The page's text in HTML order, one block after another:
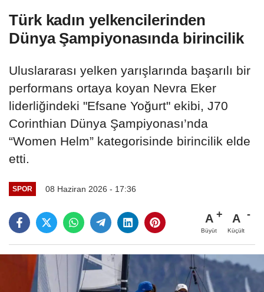
Türk kadın yelkencilerinden
Dünya Şampiyonasında birincilik
Uluslararası yelken yarışlarında başarılı bir
performans ortaya koyan Nevra Eker
liderliğindeki "Efsane Yoğurt" ekibi, J70
Corinthian Dünya Şampiyonası’nda
“Women Helm” kategorisinde birincilik elde
etti.
SPOR 08 Haziran 2026 - 17:36
A
Büyüt
A
Küçült